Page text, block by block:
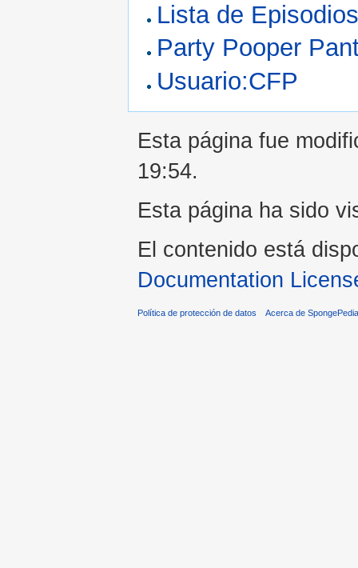
Lista de
Party Pooper
Usuario:CFP
Esta página fue
19:54.
Esta página ha sido
El contenido está
Documentation
Política de protección de datos Acerca de